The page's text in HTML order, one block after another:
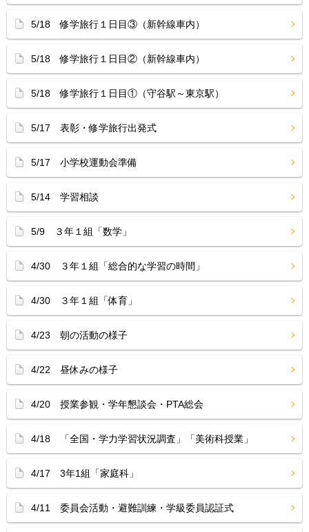
5/18 修学旅行１日目③（新幹線車内）
5/18 修学旅行１日目②（新幹線車内）
5/18 修学旅行１日目①（守谷駅～東京駅）
5/17 表彰・修学旅行出発式
5/17 小学校運動会準備
5/14 学習相談
5/9 ３年１組「数学」
4/30 ３年１組「総合的な学習の時間」
4/30 ３年１組「体育」
4/23 朝の活動の様子
4/22 昼休みの様子
4/20 授業参観・学年懇談会・PTA総会
4/18 「全国・学力学習状況調査」「美術科授業」
4/17 3年1組「家庭科」
4/11 委員会活動・避難訓練・学級委員認証式